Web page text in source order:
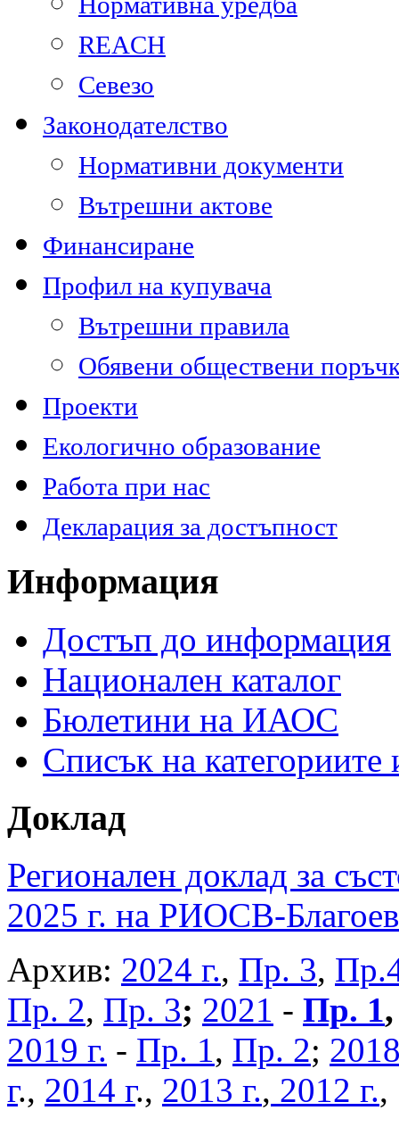
REACH
Севезо
Законодателство
Нормативни документи
Вътрешни актове
Финансиране
Профил на купувача
Вътрешни правила
Обявени обществени
Проекти
Екологично образование
Работа при нас
Декларация за достъпност
Информация
Достъп до информация
Национален каталог
Бюлетини на ИАОС
Списък на
Доклад
Регионален доклад за
2025 г. на РИОСВ-
Архив: 2024 г., Пр. 3,
Пр. 2, Пр. 3; 2021 - Пр. 1
2019 г. - Пр. 1, Пр. 2;
г., 2014 г., 2013 г., 2012 г.